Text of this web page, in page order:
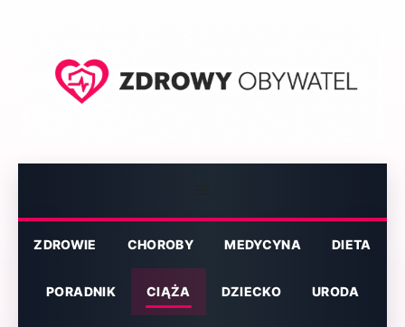
ZDROWIE CHOROBY MEDYCYNA DIETA
PORADNIK CIĄŻA DZIECKO URODA